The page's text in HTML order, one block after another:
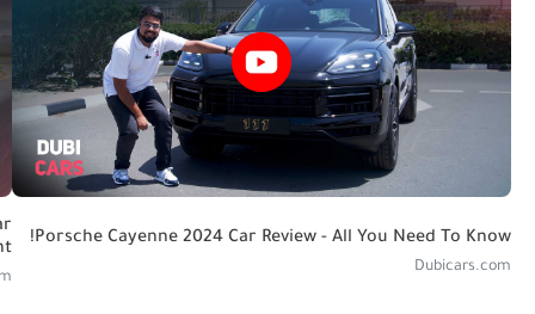
Porsche Cayenne 2024 Car Review - All You Need To Know!
Dubicars.com